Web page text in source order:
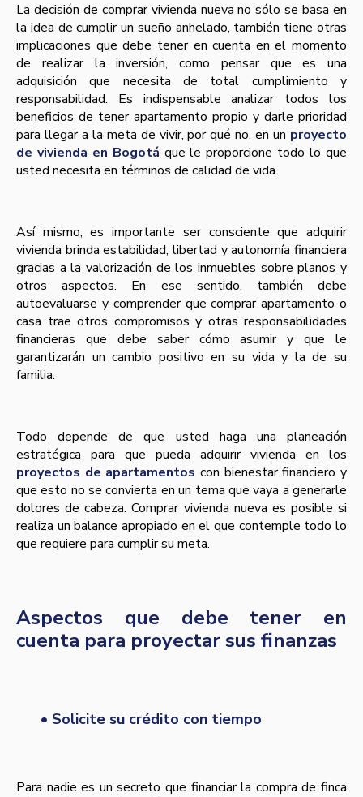
La decisión de comprar vivienda nueva no sólo se basa en
la idea de cumplir un sueño anhelado, también tiene otras
implicaciones que debe tener en cuenta en el momento
de realizar la inversión, como pensar que es una
adquisición que necesita de total cumplimiento y
responsabilidad. Es indispensable analizar todos los
beneficios de tener apartamento propio y darle prioridad
para llegar a la meta de vivir, por qué no, en un proyecto
de vivienda en Bogotá que le proporcione todo lo que
usted necesita en términos de calidad de vida.
Así mismo, es importante ser consciente que adquirir
vivienda brinda estabilidad, libertad y autonomía financiera
gracias a la valorización de los inmuebles sobre planos y
otros aspectos. En ese sentido, también debe
autoevaluarse y comprender que comprar apartamento o
casa trae otros compromisos y otras responsabilidades
financieras que debe saber cómo asumir y que le
garantizarán un cambio positivo en su vida y la de su
familia.
Todo depende de que usted haga una planeación
estratégica para que pueda adquirir vivienda en los
proyectos de apartamentos con bienestar financiero y
que esto no se convierta en un tema que vaya a generarle
dolores de cabeza. Comprar vivienda nueva es posible si
realiza un balance apropiado en el que contemple todo lo
que requiere para cumplir su meta.
Aspectos que debe tener en
cuenta para proyectar sus finanzas
• Solicite su crédito con tiempo
Para nadie es un secreto que financiar la compra de finca